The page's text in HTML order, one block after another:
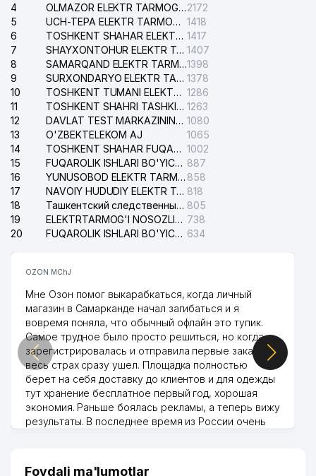
SHERXON SERVIS MChJ
ATILLA ICT MChJ
AFSONA INVEST MChJ
NIKA FARM SERVIS MChJ
FIRDAVS FAYZ BIZNES MChJ
X GROUP XUSUSIY KORXONASI
V.V. VAXIDOV NOMLI RESPUBLIKA
MAXSUS JARROHLIK
BEAUTY AROMA MChJ
45 PHARMALINE IMPEXTRADE MChJ
46 CHILONZOR PEDAGOGIKA KOLLEJI 385 м
47 YASSI DIL SAVDO MChJ 387 м
48
ROMINA-KOMMUNALCHI UY-JOY
MULK SHIRKATI
389 м
49
BAXT UMID SHIRKATI UY-JOY MULK
SHIRKATI
389 м
4
OLMAZOR ELEKTR TARMOG'I NOSOZLIKLARI XIZMATI2172
5
UCH-TEPA ELEKTR TARMOG'I NOSOZLIKLARI XIZMATI 1418
6
TOSHKENT SHAHAR ELEKTR TARMOQLARI KORXONASI AJ 1417
7
SHAYXONTOHUR ELEKTR TARMOG'I NOSOZLIKLARINI TUZATISH XIZMATI 1407
8
SAMARQAND ELEKTR TARMOQLARI AJ1398
9
SURXONDARYO ELEKTR TARMOQLARI AJ 1378
10
TOSHKENT TUMANI ELEKTR TARMOG'I AVARIYA XIZMATI 1286
11
TOSHKENT SHAHRI TASHKILOT TELEFONLARI HAQIDA MA'LUMOT BYUROSI 1263
12
DAVLAT TEST MARKAZINING ISHONCH TELEFONLARI 1080
13
O'ZBEKTELEKOM AJ
1065
14
TOSHKENT SHAHAR FUQAROLIK ISHLARI BO'YICHA SUDI 1002
15
FUQAROLIK ISHLARI BO'YICHA YAKKASAROY TUMANLARARO SUDI 887
16
YUNUSOBOD ELEKTR TARMOG'I NOSOZLIKLARI XIZMATI 858
17
NAVOIY HUDUDIY ELEKTR TARMOQLARI KORXONASI AJ 818
18
Ташкентский следственный изолятор 805
19
ELEKTRTARMOG'I NOSOZLIKLARINI TO'ZATISH SERGELI XIZMATI 738
20
FUQAROLIK ISHLARI BO'YICHA UCH-TEPA TUMANI SUDI 634
OZON MChJ
Мне Озон помог выкарабкаться, когда личный
магазин в Самарканде начал загибаться и я
вовремя поняла, что обычный офлайн это тупик.
Самое трудное было просто решиться, но когда
зарегистрировалась и отправила первые заказы,
весь страх сразу ушел. Площадка полностью
берет на себя доставку до клиентов и для одежды
тут хранение бесплатное первый год, хорошая
экономия. Раньше боялась рекламы, а теперь вижу
результаты. В последнее время из России очень
дальше развиваюсь потихоньку😊
Foydali ma'lumotlar